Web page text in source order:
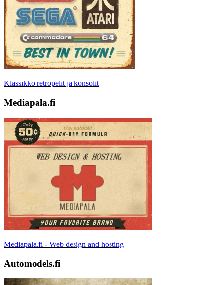
Klassikko retropelit ja konsolit
Mediapala.fi
Mediapala.fi - Web design and hosting
Automodels.fi